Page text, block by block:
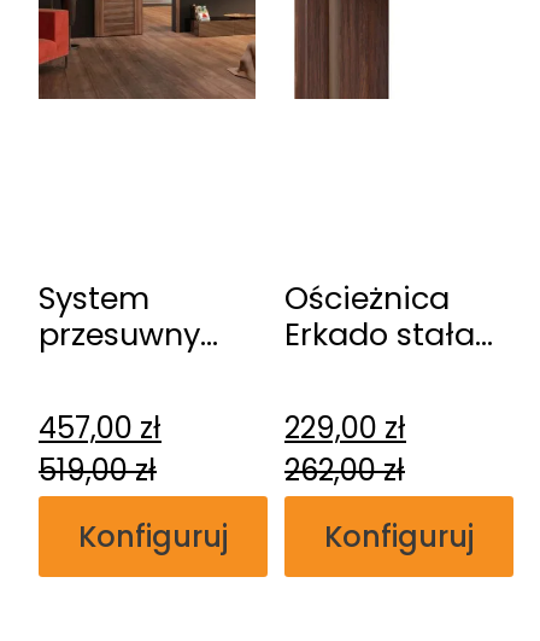
System
przesuwny
naścienny
457,00 zł
519,00zł
Konfiguruj
Ościeżnica
Erkado stała
229,00 zł
262,00zł
Konfiguruj